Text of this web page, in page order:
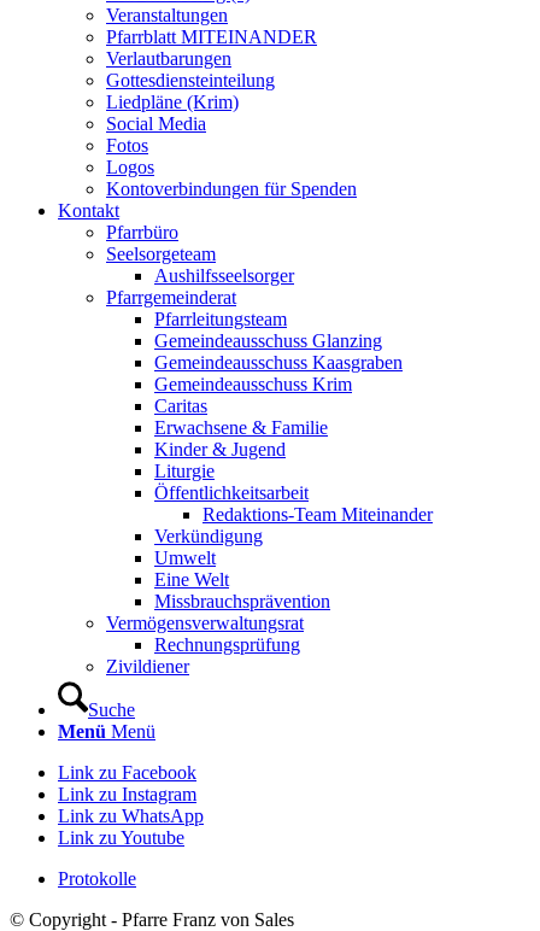
Veranstaltungen
Pfarrblatt MITEINANDER
Verlautbarungen
Gottesdiensteinteilung
Liedpläne (Krim)
Social Media
Fotos
Logos
Kontoverbindungen für Spenden
Kontakt
Pfarrbüro
Seelsorgeteam
Aushilfsseelsorger
Pfarrgemeinderat
Pfarrleitungsteam
Gemeindeausschuss Glanzing
Gemeindeausschuss Kaasgraben
Gemeindeausschuss Krim
Caritas
Erwachsene & Familie
Kinder & Jugend
Liturgie
Öffentlichkeitsarbeit
Redaktions-Team Miteinander
Verkündigung
Umwelt
Eine Welt
Missbrauchsprävention
Vermögensverwaltungsrat
Rechnungsprüfung
Zivildiener
Suche
Menü Menü
Link zu Facebook
Link zu Instagram
Link zu WhatsApp
Link zu Youtube
Protokolle
© Copyright - Pfarre Franz von Sales